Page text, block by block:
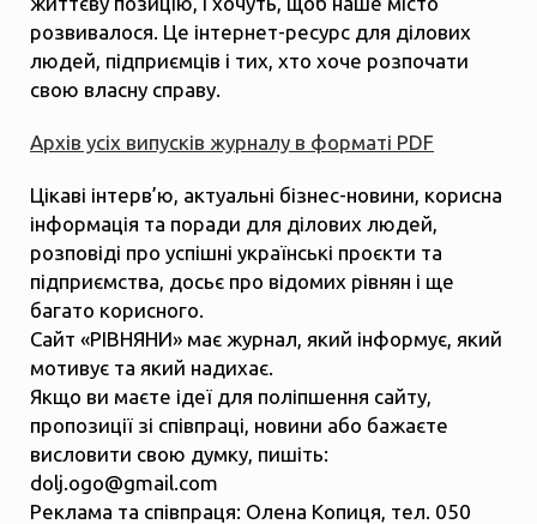
розвивалося. Це інтернет-ресурс для ділових
людей, підприємців і тих, хто хоче розпочати
свою власну справу.
Архів усіх випусків журналу в форматі PDF
Цікаві інтерв’ю, актуальні бізнес-новини, корисна
інформація та поради для ділових людей,
розповіді про успішні українські проєкти та
підприємства, досьє про відомих рівнян і ще
багато корисного.
Сайт «РІВНЯНИ» має журнал, який інформує, який
мотивує та який надихає.
Якщо ви маєте ідеї для поліпшення сайту,
пропозиції зі співпраці, новини або бажаєте
висловити свою думку, пишіть:
dolj.ogo@gmail.com
Реклама та співпраця: Олена Копиця, тел. 050